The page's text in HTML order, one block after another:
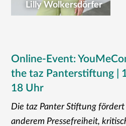
Lilly Wolkersdörfer
Online-Event:
the taz Panterstiftung |
18 Uhr
Die taz Panter Stiftung
anderem Pressefreiheit,